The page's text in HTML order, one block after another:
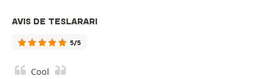
AVIS DE TESLARARI
5/5
Cool